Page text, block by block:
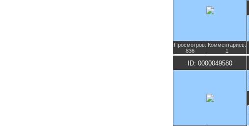
Просмотров:
836
Комментариев:
1
ID: 0000049580